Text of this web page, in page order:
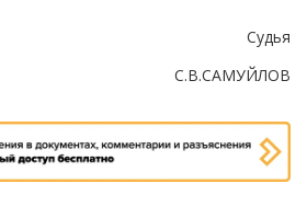
Судья
С.В.САМУЙЛОВ